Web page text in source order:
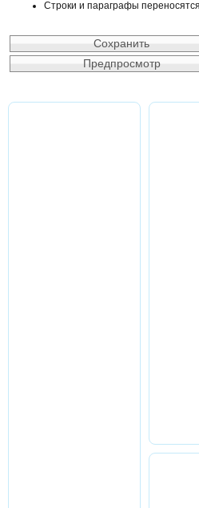
Строки и параграфы переносятся